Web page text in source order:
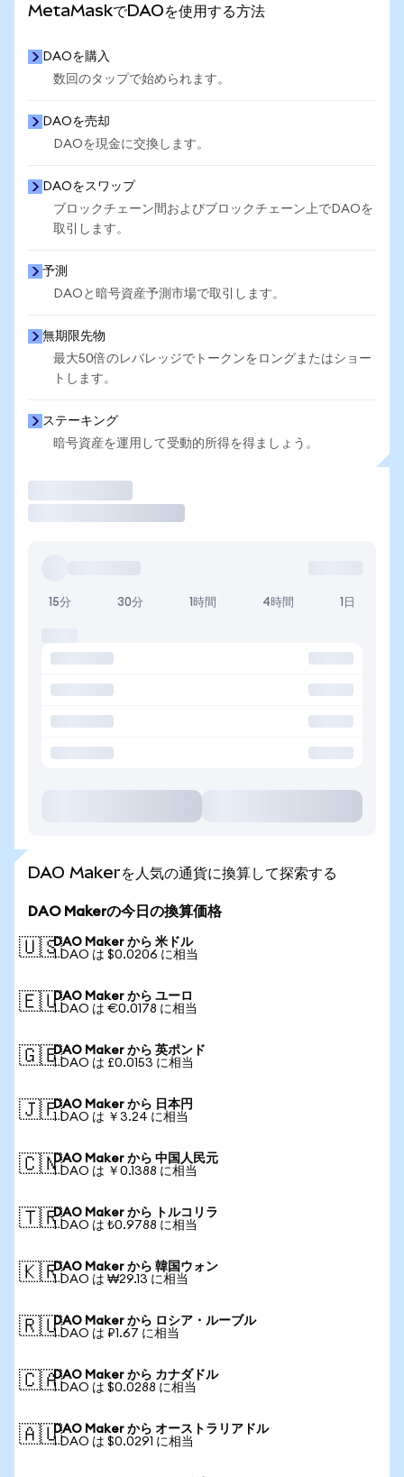
MetaMaskでDAOを使用する方法
DAOを購入
数回のタップで始められます。
DAOを売却
DAOを現金に交換します。
DAOをスワップ
ブロックチェーン間およびブロックチェーン上でDAOを
取引します。
予測
DAOと暗号資産予測市場で取引します。
無期限先物
最大50倍のレバレッジでトークンをロングまたはショー
トします。
ステーキング
暗号資産を運用して受動的所得を得ましょう。
15分 30分 1時間 4時間 1日
DAO Makerを人気の通貨に換算して探索する
DAO Makerの今日の換算価格
🇺🇸DAO Maker から 米ドル
1 DAO は $0.0206 に相当
🇪🇺DAO Maker から ユーロ
1 DAO は €0.0178 に相当
🇬🇧DAO Maker から 英ポンド
1 DAO は £0.0153 に相当
🇯🇵DAO Maker から 日本円
1 DAO は ￥3.24 に相当
🇨🇳DAO Maker から 中国人民元
1 DAO は ￥0.1388 に相当
🇹🇷DAO Maker から トルコリラ
1 DAO は ₺0.9788 に相当
🇰🇷DAO Maker から 韓国ウォン
1 DAO は ₩29.13 に相当
🇷🇺DAO Maker から ロシア・ルーブル
1 DAO は ₽1.67 に相当
🇨🇦DAO Maker から カナダドル
1 DAO は $0.0288 に相当
🇦🇺DAO Maker から オーストラリアドル
1 DAO は $0.0291 に相当